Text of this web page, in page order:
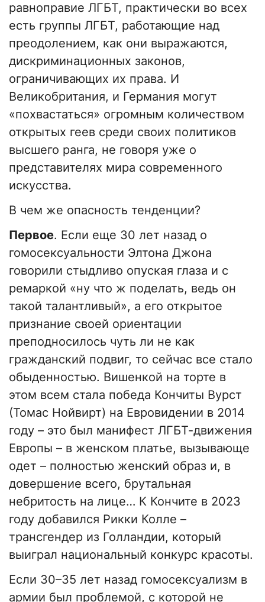
равноправие ЛГБТ, практически во всех
есть группы ЛГБТ, работающие над
преодолением, как они выражаются,
дискриминационных законов,
ограничивающих их права. И
Великобритания, и Германия могут
«похвастаться» огромным количеством
открытых геев среди своих политиков
высшего ранга, не говоря уже о
представителях мира современного
искусства.
В чем же опасность тенденции?
Первое. Если еще 30 лет назад о
гомосексуальности Элтона Джона
говорили стыдливо опуская глаза и с
ремаркой «ну что ж поделать, ведь он
такой талантливый», а его открытое
признание своей ориентации
преподносилось чуть ли не как
гражданский подвиг, то сейчас все стало
обыденностью. Вишенкой на торте в
этом всем стала победа Кончиты Вурст
(Томас Нойвирт) на Евровидении в 2014
году – это был манифест ЛГБТ-движения
Европы – в женском платье, вызывающе
одет – полностью женский образ и, в
довершение всего, брутальная
небритость на лице… К Кончите в 2023
году добавился Рикки Колле –
трансгендер из Голландии, который
выиграл национальный конкурс красоты.
Если 30–35 лет назад гомосексуализм в
армии был проблемой, с которой не